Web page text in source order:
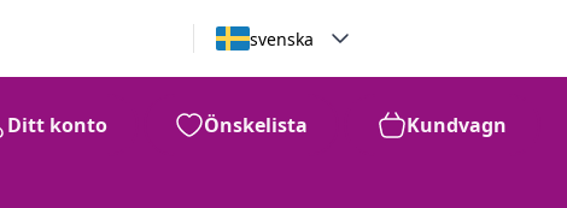
svenska
Ditt konto Önskelista Kundvagn